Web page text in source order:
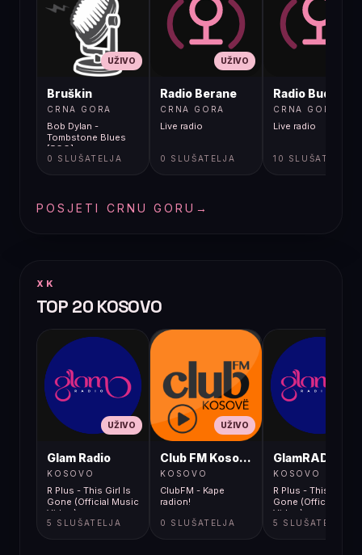
UŽIVO
Bruškin
CRNA GORA
Bob Dylan -
Tombstone Blues
[5GG]
0 SLUŠATELJA
UŽIVO
Radio Berane
CRNA GORA
Live radio
0 SLUŠATELJA
Radio Budva
CRNA GORA
Live radio
10 SLUŠATELJA
POSJETI CRNU GORU →
XK
TOP 20 KOSOVO
UŽIVO
Glam Radio
KOSOVO
R Plus - This Girl Is
Gone (Official Music
Video)
5 SLUŠATELJA
UŽIVO
Club FM Kosovë
KOSOVO
ClubFM - Kape
radion!
0 SLUŠATELJA
GlamRADIO
KOSOVO
R Plus - This Girl Is
Gone (Official
Video)
5 SLUŠATELJA